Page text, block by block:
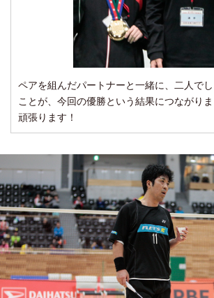
ペアを組んだパートナーと一緒に、二人で
ことが、今回の優勝という結果につながり
頑張ります！